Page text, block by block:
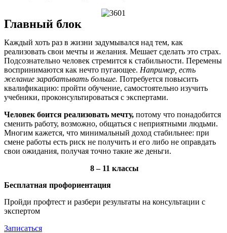
Главный блок
Каждый хоть раз в жизни задумывался над тем, как
реализовать свои мечты и желания. Мешает сделать это страх.
Подсознательно человек стремится к стабильности. Перемены
воспринимаются как нечто пугающее. Например, есть
желание зарабатывать больше. Потребуется повысить
квалификацию: пройти обучение, самостоятельно изучить
учебники, проконсультироваться с экспертами.
Человек боится реализовать мечту, потому что понадобится
сменить работу, возможно, общаться с неприятными людьми.
Многим кажется, что минимальный доход стабильнее: при
смене работы есть риск не получить и его либо не оправдать
свои ожидания, получая точно такие же деньги.
8 – 11 классы
Бесплатная профориентация
Пройди профтест и разбери результаты на консультации с
экспертом
Записаться